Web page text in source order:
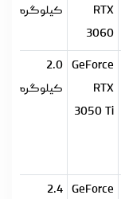
RTX
3060
کیلوگرم
GeForce
RTX
3050 Ti
2.0
کیلوگرم
GeForce
2.4